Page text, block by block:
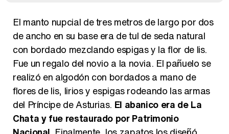
El manto nupcial de tres metros de largo por dos
de ancho en su base era de tul de seda natural
con bordado mezclando espigas y la flor de lis.
Fue un regalo del novio a la novia. El pañuelo se
realizó en algodón con bordados a mano de
flores de lis, lirios y espigas rodeando las armas
del Príncipe de Asturias. El abanico era de La
Chata y fue restaurado por Patrimonio